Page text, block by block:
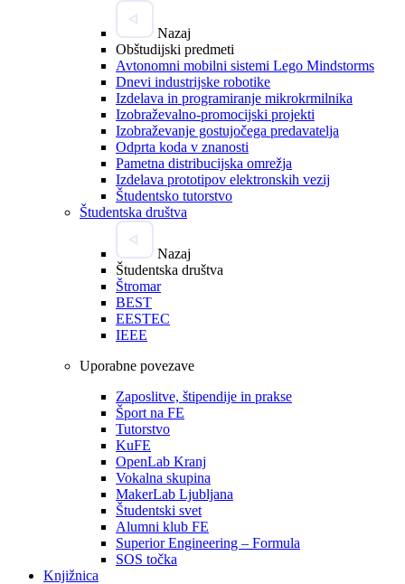
Nazaj
Obštudijski predmeti
Avtonomni mobilni sistemi Lego Mindstorms
Dnevi industrijske robotike
Izdelava in programiranje mikrokrmilnika
Izobraževalno-promocijski projekti
Izobraževanje gostujočega predavatelja
Odprta koda v znanosti
Pametna distribucijska omrežja
Izdelava prototipov elektronskih vezij
Študentsko tutorstvo
Študentska društva
Nazaj
Študentska društva
Štromar
BEST
EESTEC
IEEE
Uporabne povezave
Zaposlitve, štipendije in prakse
Šport na FE
Tutorstvo
KuFE
OpenLab Kranj
Vokalna skupina
MakerLab Ljubljana
Študentski svet
Alumni klub FE
Superior Engineering – Formula
SOS točka
Knjižnica